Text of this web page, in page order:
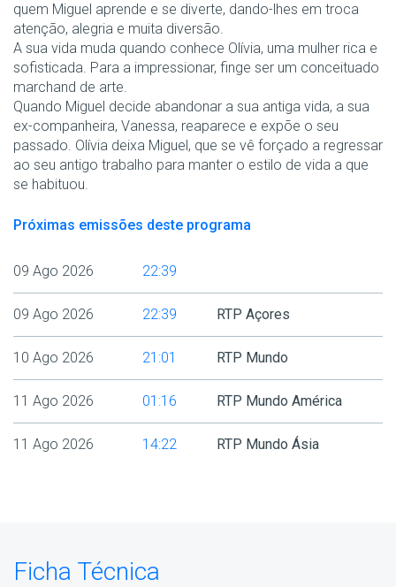
quem Miguel aprende e se diverte, dando-lhes em troca
atenção, alegria e muita diversão.
A sua vida muda quando conhece Olívia, uma mulher rica e
sofisticada. Para a impressionar, finge ser um conceituado
marchand de arte.
Quando Miguel decide abandonar a sua antiga vida, a sua
ex-companheira, Vanessa, reaparece e expõe o seu
passado. Olívia deixa Miguel, que se vê forçado a regressar
ao seu antigo trabalho para manter o estilo de vida a que
se habituou.
Próximas emissões deste programa
09 Ago 2026 22:39
09 Ago 2026 22:39 RTP Açores
10 Ago 2026 21:01 RTP Mundo
11 Ago 2026 01:16 RTP Mundo América
11 Ago 2026 14:22 RTP Mundo Ásia
Ficha Técnica